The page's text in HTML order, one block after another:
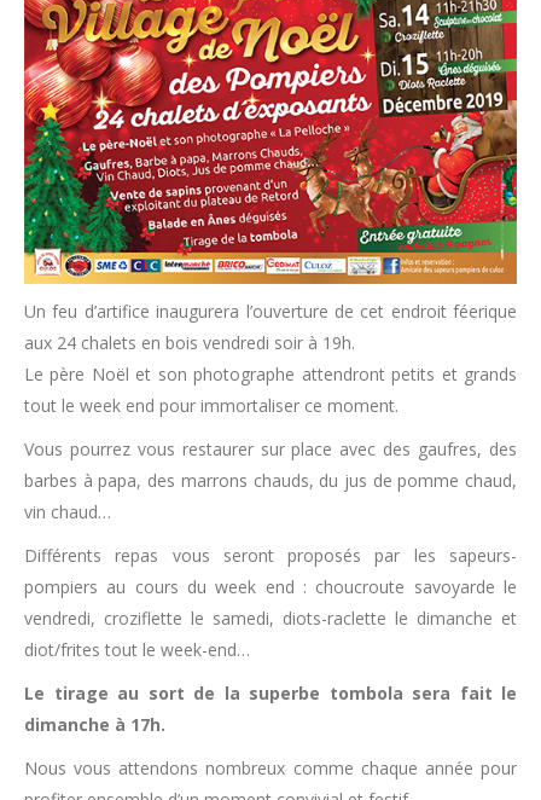
Un feu d’artifice inaugurera l’ouverture de cet endroit féerique
aux 24 chalets en bois vendredi soir à 19h.
Le père Noël et son photographe attendront petits et grands
tout le week end pour immortaliser ce moment.
Vous pourrez vous restaurer sur place avec des gaufres, des
barbes à papa, des marrons chauds, du jus de pomme chaud,
vin chaud…
Différents repas vous seront proposés par les sapeurs-
pompiers au cours du week end : choucroute savoyarde le
vendredi, croziflette le samedi, diots-raclette le dimanche et
diot/frites tout le week-end…
Le tirage au sort de la superbe tombola sera fait le
dimanche à 17h.
Nous vous attendons nombreux comme chaque année pour